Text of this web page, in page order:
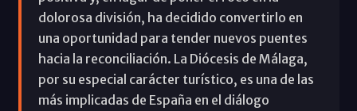
dolorosa división, ha decidido convertirlo en
una oportunidad para tender nuevos puentes
hacia la reconciliación. La Diócesis de Málaga,
por su especial carácter turístico, es una de las
más implicadas de España en el diálogo